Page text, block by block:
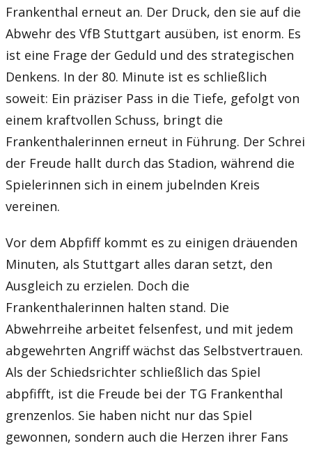
Frankenthal erneut an. Der Druck, den sie auf die
Abwehr des VfB Stuttgart ausüben, ist enorm. Es
ist eine Frage der Geduld und des strategischen
Denkens. In der 80. Minute ist es schließlich
soweit: Ein präziser Pass in die Tiefe, gefolgt von
einem kraftvollen Schuss, bringt die
Frankenthalerinnen erneut in Führung. Der Schrei
der Freude hallt durch das Stadion, während die
Spielerinnen sich in einem jubelnden Kreis
vereinen.
Vor dem Abpfiff kommt es zu einigen dräuenden
Minuten, als Stuttgart alles daran setzt, den
Ausgleich zu erzielen. Doch die
Frankenthalerinnen halten stand. Die
Abwehrreihe arbeitet felsenfest, und mit jedem
abgewehrten Angriff wächst das Selbstvertrauen.
Als der Schiedsrichter schließlich das Spiel
abpfifft, ist die Freude bei der TG Frankenthal
grenzenlos. Sie haben nicht nur das Spiel
gewonnen, sondern auch die Herzen ihrer Fans